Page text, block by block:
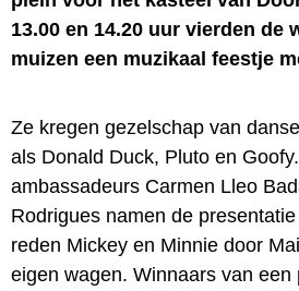
13.00 en 14.20 uur vierden de
muizen een muzikaal feestje
Ze kregen gezelschap van
als Donald Duck, Pluto en
ambassadeurs Carmen Lleo
Rodrigues namen de
reden Mickey en Minnie door
eigen wagen. Winnaars van een